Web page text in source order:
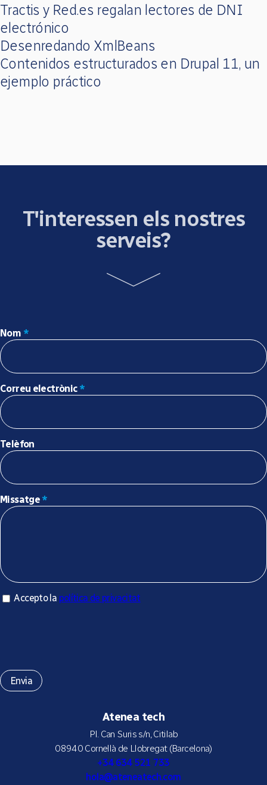
Tractis y Red.es regalan lectores de DNI
electrónico
Desenredando XmlBeans
Contenidos estructurados en Drupal 11, un
ejemplo práctico
T'interessen els nostres
serveis?
Atenea tech
Pl. Can Suris s/n, Citilab
08940 Cornellà de Llobregat (Barcelona)
+34 634 521 733
hola@ateneatech.com
Nom *
Correu electrònic *
Telèfon
Missatge *
Accepto la política de privacitat
Accepto la política de privacitat